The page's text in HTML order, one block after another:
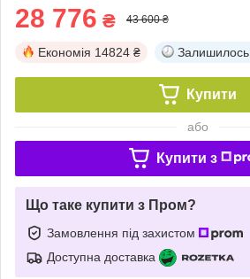
28 776 ₴ 43 600 ₴
Економія 14824 ₴ Залишилось
Купити
або
Купити з
Що таке купити з Пром?
Замовлення під захистом
Доступна доставка